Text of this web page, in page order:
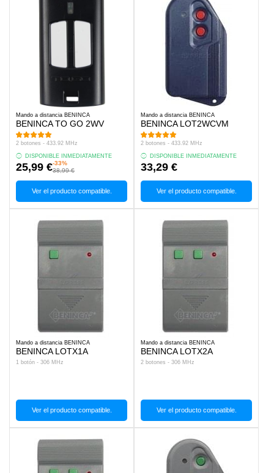
Mando a distancia BENINCA
BENINCA TO GO 2WV
2 botones - 433.92 MHz
DISPONIBLE INMEDIATAMENTE
25,99 €-33%
38,99 €
Ver el producto compatible.
Mando a distancia BENINCA
BENINCA LOT2WCVM
2 botones - 433.92 MHz
DISPONIBLE INMEDIATAMENTE
33,29 €
Ver el producto compatible.
Mando a distancia BENINCA
BENINCA LOTX1A
1 botón - 306 MHz
Ver el producto compatible.
Mando a distancia BENINCA
BENINCA LOTX2A
2 botones - 306 MHz
Ver el producto compatible.